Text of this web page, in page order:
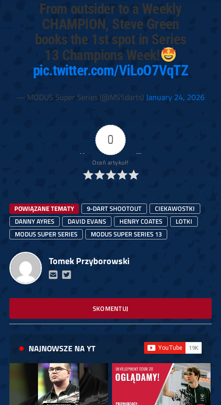
From outsider to a Weekly
CHAMPION, Steve Green
books the 1st spot in Series
13 Champions Week!
pic.twitter.com/ViLoO7VqTZ
— MODUS Super Series (@MSSdarts) January 24, 2026
0
Oceń artykuł!
POWIĄZANE TEMATY 9-DART SHOOTOUT
CIEKAWOSTKI
DANNY AYRES
DAVID EVANS HENRY COATES
LOTKI
MODUS SUPER SERIES
MODUS SUPER SERIES 13
Tomek Przyborowski
SKOMENTUJ
NAJNOWSZE NA YT